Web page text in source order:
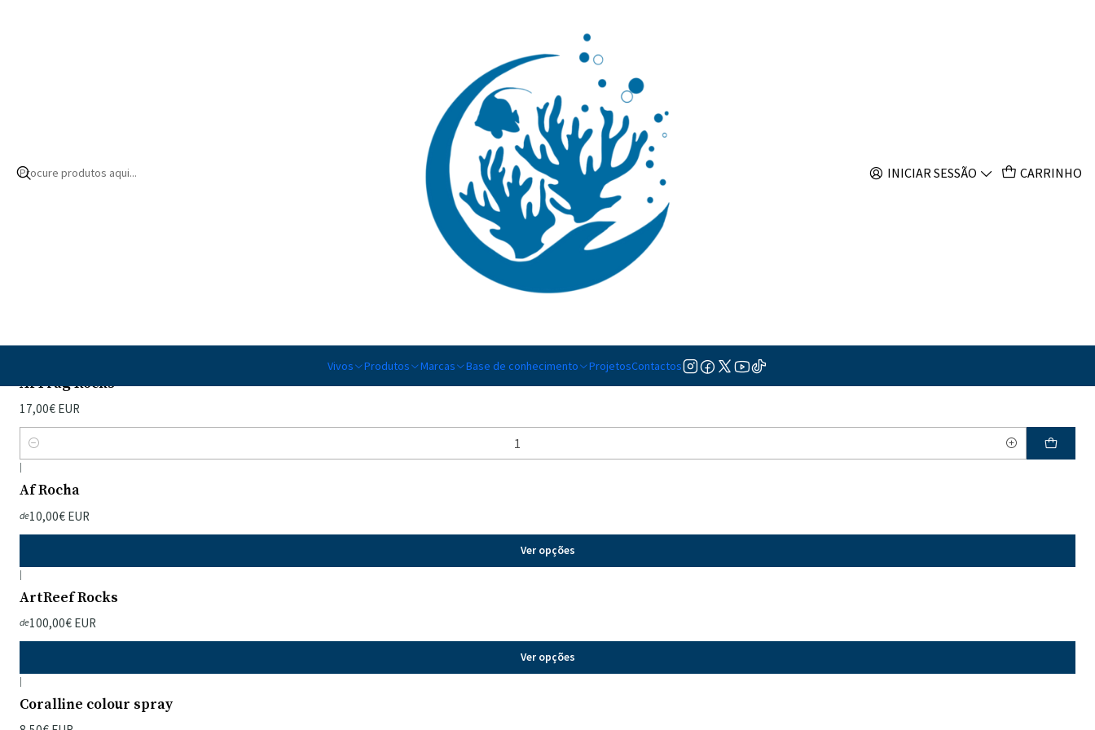
INICIAR SESSÃO CARRINHO
Vivos Produtos Marcas Base de conhecimento ProjetosContactos
Rochas
Af Mini Rocks
Quantidade
Af Frag Rocks
17,00€ EUR
Quantidade
|
Af Rocha
de10,00€ EUR
Ver opções
|
ArtReef Rocks
de100,00€ EUR
Ver opções
|
Coralline colour spray